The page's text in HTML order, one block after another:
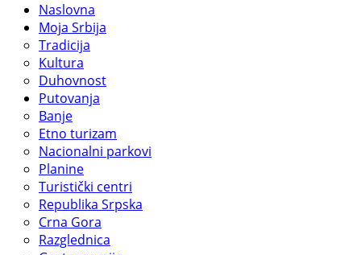
Naslovna
Moja Srbija
Tradicija
Kultura
Duhovnost
Putovanja
Banje
Etno turizam
Nacionalni parkovi
Planine
Turistički centri
Republika Srpska
Crna Gora
Razglednica